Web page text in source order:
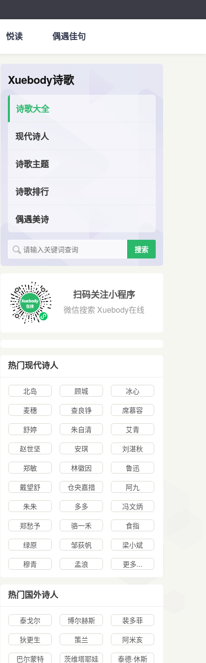
悦读 偶遇佳句
Xuebody诗歌
诗歌大全
现代诗人
诗歌主题
诗歌排行
偶遇美诗
搜索
扫码关注小程序
微信搜索 Xuebody在线
热门现代诗人
北岛 顾城
冰心
麦穗
查良铮
席慕容
舒婷
朱自清
艾青
赵世坚
安琪
刘湛秋
郑敏
林徽因
鲁迅
戴望舒
仓央嘉措
阿九
朱朱
多多
冯文炳
郑愁予
骆一禾
食指
绿原
邹荻帆
梁小斌
穆青
孟浪 更多...
热门国外诗人
泰戈尔 博尔赫斯
裴多菲
狄更生
策兰
阿米亥
巴尔蒙特
茨维塔耶娃 泰德·休斯